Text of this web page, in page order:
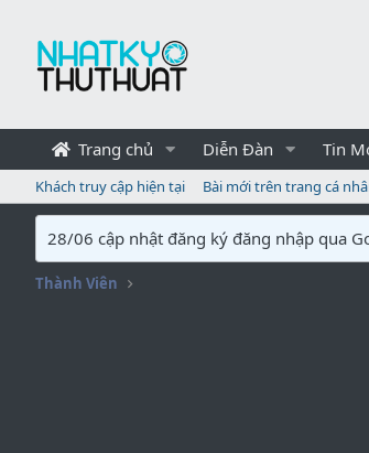
Trang chủ Diễn Đàn Tin
Khách truy cập hiện tại Bài mới trên trang cá
28/06 cập nhật đăng ký đăng nhập qua
Thành Viên